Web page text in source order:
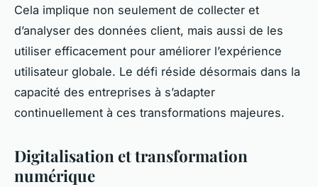
Cela implique non seulement de collecter et
d’analyser des données client, mais aussi de les
utiliser efficacement pour améliorer l’expérience
utilisateur globale. Le défi réside désormais dans la
capacité des entreprises à s’adapter
continuellement à ces transformations majeures.
Digitalisation et transformation
numérique